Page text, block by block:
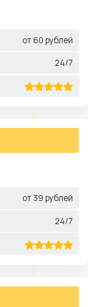
от 60 рублей
24/7
от 39 рублей
24/7